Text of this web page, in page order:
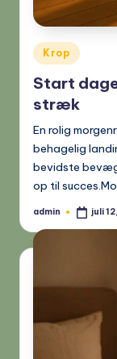
Posted
in
Krop
Start
stræk
En rolig
behagelig
bevidste
op til
Posted
admin juli